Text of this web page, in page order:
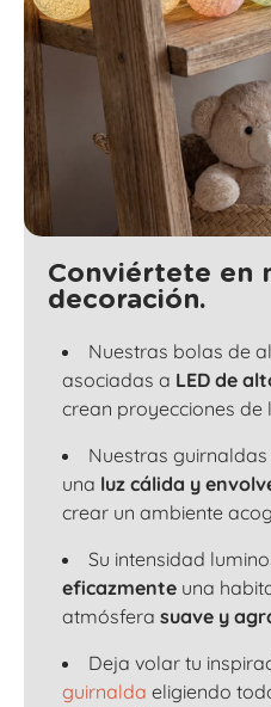
Conviértete en
decoración.
Nuestras bolas de
asociadas a LED de
crean proyecciones de
Nuestras
una luz cálida y
crear un ambiente
Su intensidad
eficazmente una
atmósfera suave y
Deja volar tu
guirnalda eligiendo